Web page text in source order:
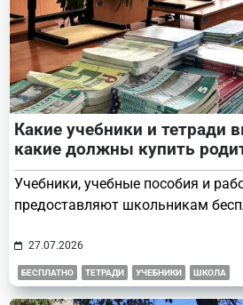
Какие учебники и тетради
какие должны купить
Учебники, учебные пособия и
предоставляют школьникам
27.07.2026
БЕСПЛАТНО ТЕТРАДИ УЧЕБНИКИ ШКОЛА